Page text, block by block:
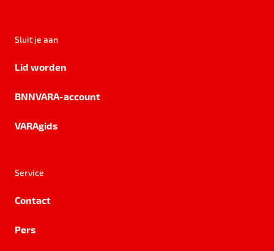
Sluit je aan
Lid worden
BNNVARA-account
VARAgids
Service
Contact
Pers